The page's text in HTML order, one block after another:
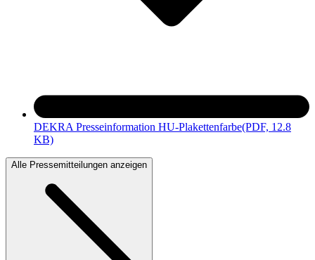
DEKRA Presseinformation HU-Plakettenfarbe(PDF, 12.8
KB)
Alle Pressemitteilungen anzeigen